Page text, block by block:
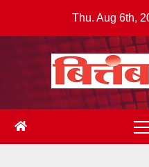
Thu. Aug 6th,